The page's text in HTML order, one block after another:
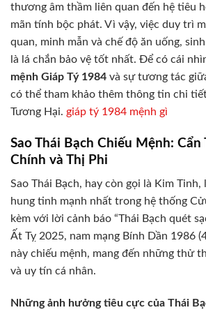
thương âm thầm liên quan đến hệ tiêu
mãn tính bộc phát. Vì vậy, việc duy trì
quan, minh mẫn và chế độ ăn uống,
là lá chắn bảo vệ tốt nhất. Để có cái
mệnh Giáp Tý 1984 và sự tương tác
có thể tham khảo thêm thông tin chi
Tương Hại. giáp tý 1984 mệnh gì
Sao Thái Bạch Chiếu Mệnh: Cẩn
Chính và Thị Phi
Sao Thái Bạch, hay còn gọi là Kim
hung tinh mạnh nhất trong hệ thống
kèm với lời cảnh báo “Thái Bạch quét
Ất Tỵ 2025, nam mạng Bính Dần 1986
này chiếu mệnh, mang đến những thử
và uy tín cá nhân.
Những ảnh hưởng tiêu cực của Thái